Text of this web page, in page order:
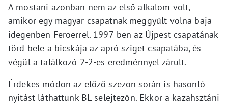
A mostani azonban nem az első alkalom volt,
amikor egy magyar csapatnak meggyűlt volna baja
idegenben Feröerrel. 1997-ben az Újpest csapatának
törd bele a bicskája az apró sziget csapatába, és
végül a találkozó 2-2-es eredménnyel zárult.
Érdekes módon az előző szezon során is hasonló
nyitást láthattunk BL-selejtezőn. Ekkor a kazahsztáni